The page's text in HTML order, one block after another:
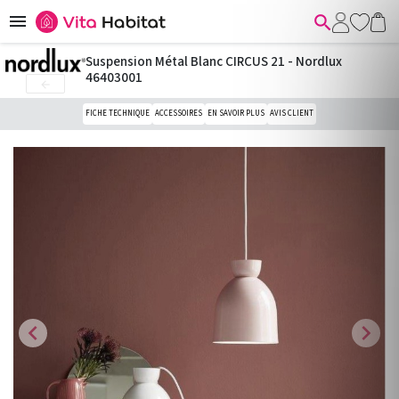
 
chevron_left chevron_right
Suspension Métal Blanc CIRCUS 21 - Nordlux
46403001
FICHE TECHNIQUE ACCESSOIRES EN SAVOIR PLUS AVIS CLIENT